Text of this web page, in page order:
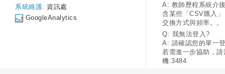
系統維護: 資訊處
GoogleAnalytics
A: 教師歷程系統介
含某些「CSV匯入
交換方式與頻率。。
Q: 我無法登入?
A: 請確認您的單一
若需進一步協助，
機:3484